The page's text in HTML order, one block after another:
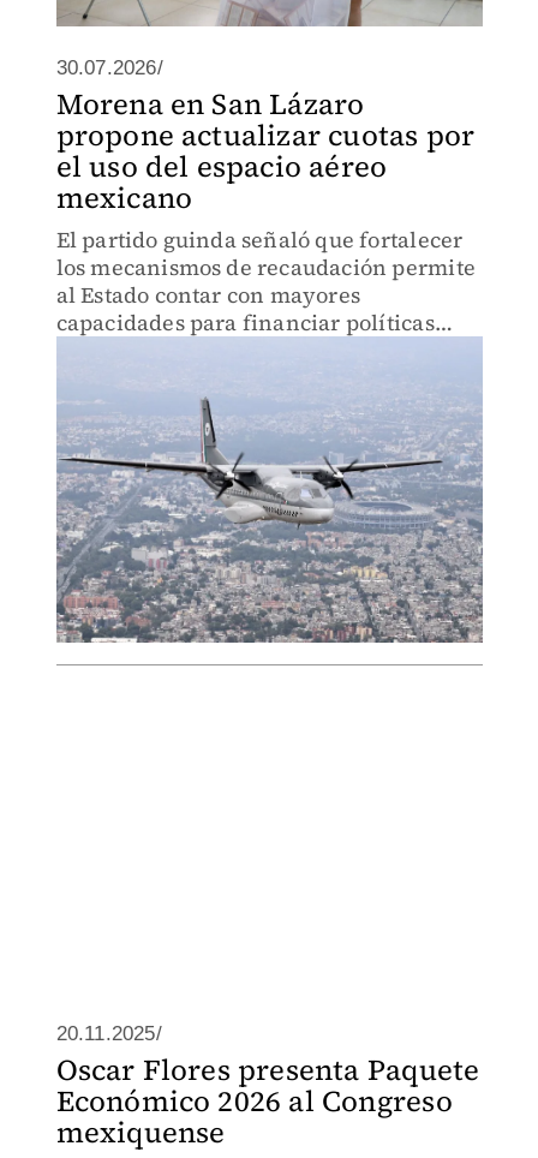
30.07.2026/
Morena en San Lázaro
propone actualizar cuotas por
el uso del espacio aéreo
mexicano
El partido guinda señaló que fortalecer
los mecanismos de recaudación permite
al Estado contar con mayores
capacidades para financiar políticas
20.11.2025/
Oscar Flores presenta Paquete
Económico 2026 al Congreso
mexiquense